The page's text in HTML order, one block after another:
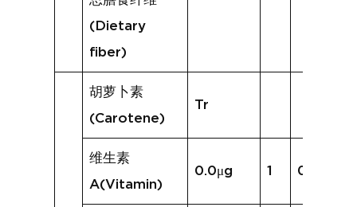
(Dietary
fiber)
胡萝卜素
(Carotene)
Tr
维生素
A(Vitamin)
0.0μg 1 0.0μg